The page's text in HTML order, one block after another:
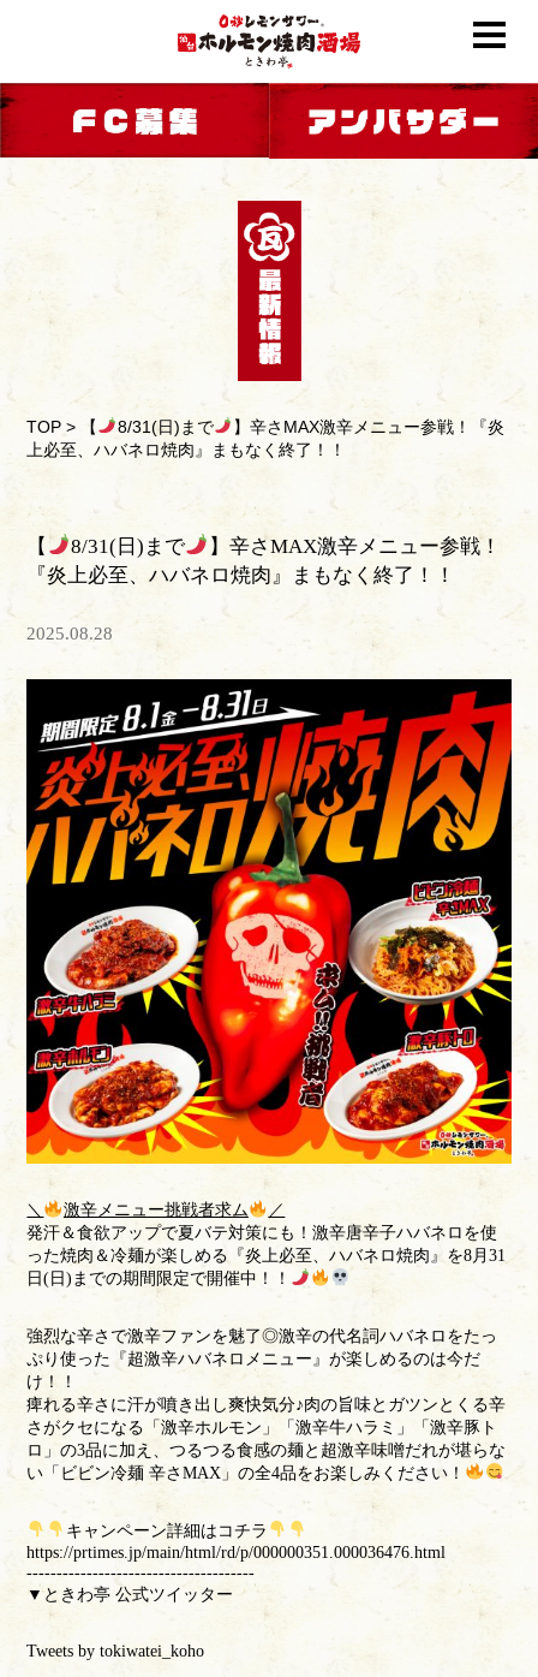
TOP > 【 8/31(日)まで
】辛さMAX激辛メニュー参戦！『炎
上必至、ハバネロ焼肉』まもなく終了！！
【 8/31(日)まで
】辛さMAX激辛メニュー参戦！
『炎上必至、ハバネロ焼肉』まもなく終了！！
2025.08.28
＼ 激辛メニュー挑戦者求ム
／
発汗＆食欲アップで夏バテ対策にも！激辛唐辛子ハバネロを使
った焼肉＆冷麺が楽しめる『炎上必至、ハバネロ焼肉』を8月31
日(日)までの期間限定で開催中！！
強烈な辛さで激辛ファンを魅了◎激辛の代名詞ハバネロをたっ
ぷり使った『超激辛ハバネロメニュー』が楽しめるのは今だ
け！！
痺れる辛さに汗が噴き出し爽快気分♪肉の旨味とガツンとくる辛
さがクセになる「激辛ホルモン」「激辛牛ハラミ」「激辛豚ト
ロ」の3品に加え、つるつる食感の麺と超激辛味噌だれが堪らな
い「ビビン冷麺 辛さMAX」の全4品をお楽しみください！
キャンペーン詳細はコチラ
https://prtimes.jp/main/html/rd/p/000000351.000036476.html
--------------------------------------
▼ときわ亭 公式ツイッター
Tweets by tokiwatei_koho